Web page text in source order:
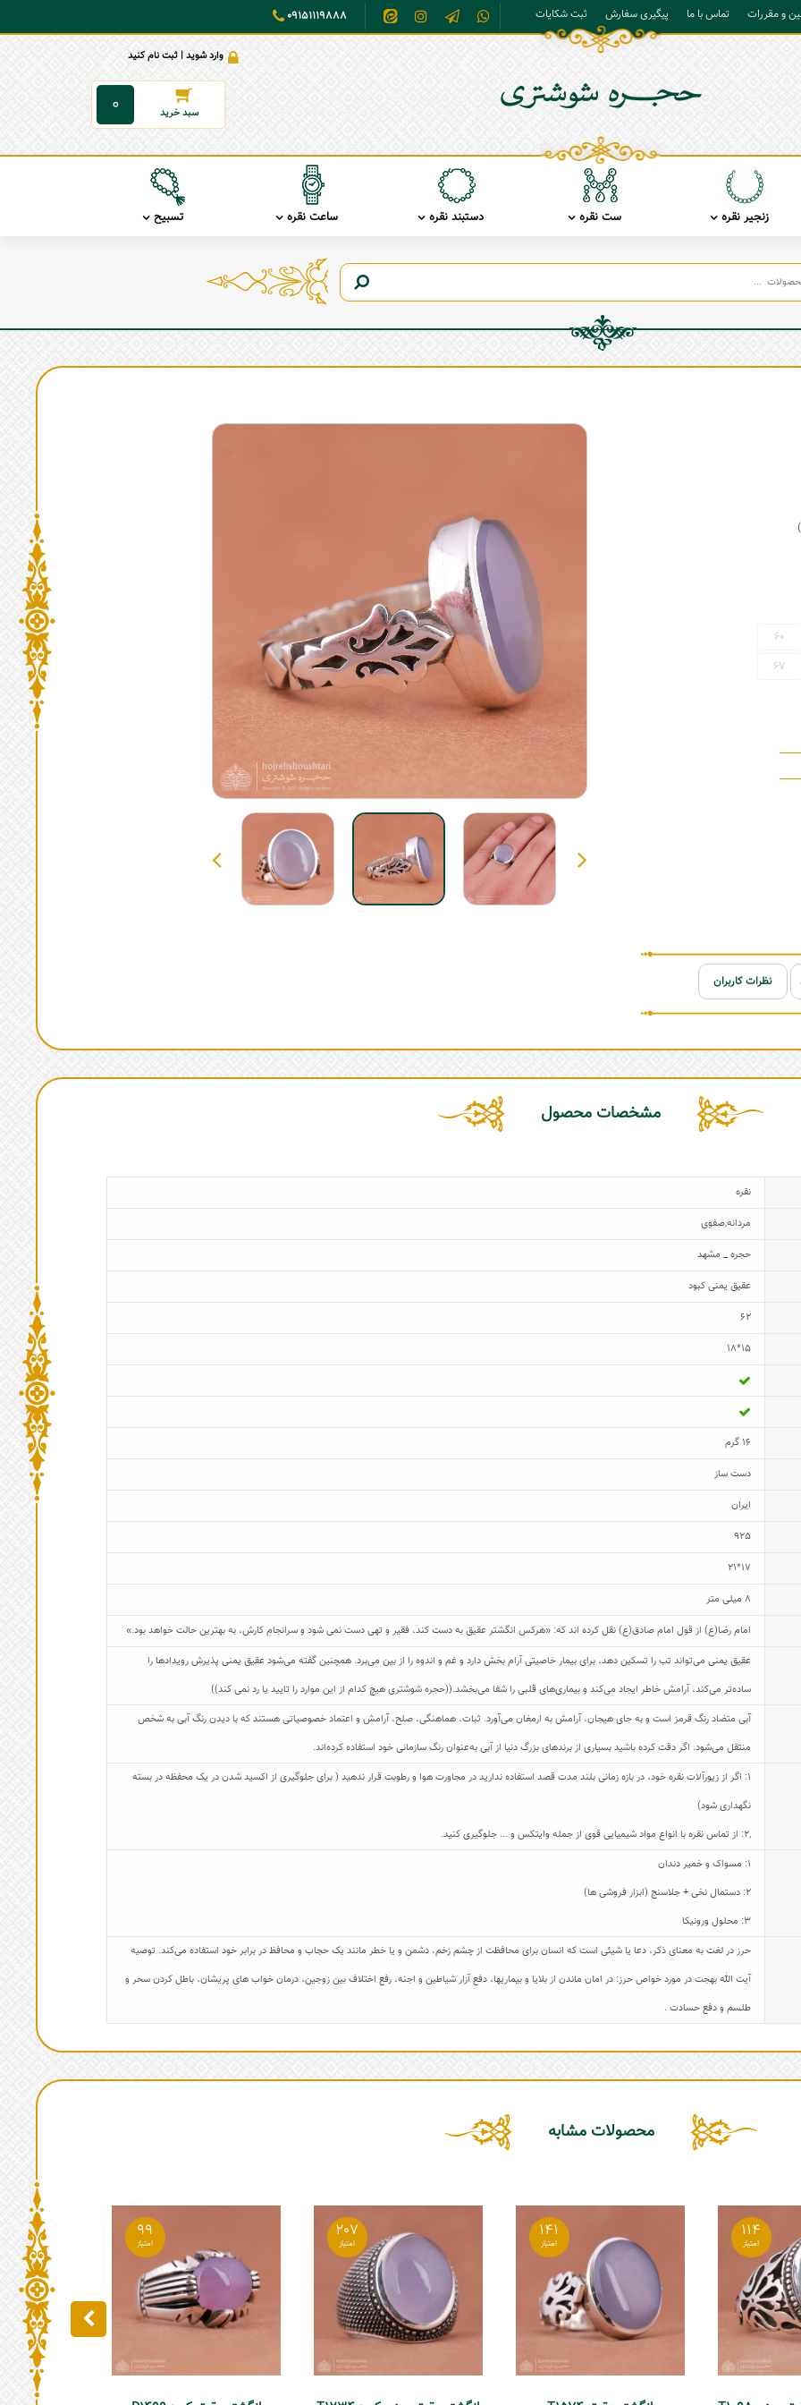
و مقررات تماس با ما پیگیری سفارش ثبت شکایات 09151119888
وارد شوید | ثبت نام کنید
0
زنجیر نقره ست نقره دستبند نقره ساعت نقره تسبیح
60
67
نظرات کاربران
مشخصات محصول
نقره
مردانه,صفوی
حجره _ مشهد
عقیق یمنی کبود
62
15*18
16 گرم
دست ساز
ایران
925
17*21
8 میلی متر
امام رضا(ع) از قول امام صادق(ع) نقل کرده اند که: «هرکس انگشتر عقیق به دست کند، فقیر و تهی دست نمی شود و سرانجامِ کارش، به بهترین حالت خواهد بود.»
عقیق یمنی می‌تواند تب را تسکین دهد، برای بیمار خاصیتی آرام بخش دارد و غم و اندوه را از بین می‌برد. همچنین گفته می‌شود عقیق یمنی پذیرش رویدادها را
ساده‌تر می‌کند، آرامش خاطر ایجاد می‌کند و بیماری‌های قلبی را شفا می‌بخشد.((حجره شوشتری هیچ کدام از این موارد را تایید یا رد نمی کند))
آبی متضاد رنگ قرمز است و به جای هیجان، آرامش به ارمغان می‌آورد. ثبات، هماهنگی، صلح، آرامش و اعتماد خصوصیاتی هستند که با دیدن رنگ آبی به شخص
منتقل می‌‌شود. اگر دقت کرده باشید بسیاری از برندهای بزرگ دنیا از آبی به‌عنوان رنگ سازمانی خود استفاده کرده‌اند.
1: اگر از زیورآلات نقره خود، در بازه زمانی بلند مدت قصد استفاده ندارید در مجاورت هوا و رطوبت قرار ندهید ( برای جلوگیری از اکسید شدن در یک محفظه در بسته
نگهداری شود)
,2: از تماس نقره با انواع مواد شیمیایی قوی از جمله وایتکس و ... جلوگیری کنید.
1: مسواک و خمیر دندان
2: دستمال نخی + جلاسنج (ابزار فروشی ها)
3: محلول ورونیکا
حرز در لغت به معنای ذکر، دعا یا شیئی است که انسان برای محافظت از چشم زخم، دشمن و یا خطر مانند یک حجاب و محافظ در برابر خود استفاده می‌کند. توصیه
آیت الله بهجت در مورد خواص حرز: در امان ماندن از بلایا و بیماریها، دفع آزار شیاطین و اجنه، رفع اختلاف بین زوجین، درمان خواب های پریشان، باطل کردن سحر و
طلسم و دفع حسادت .
محصولات مشابه
114
141
207
99